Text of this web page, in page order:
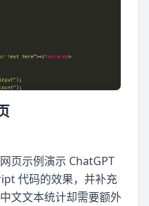
页示例演示 ChatGPT
代码的效果，并补充
文文本统计却需要额外